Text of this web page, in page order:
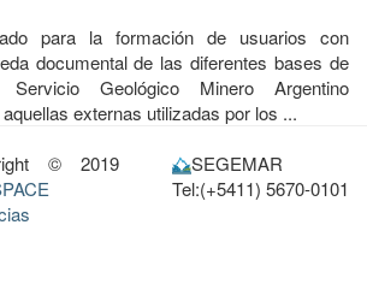
para la formación de usuarios con
documental de las diferentes bases de
Geológico Minero Argentino
externas utilizadas por los ...
© 2019
SEGEMAR
Tel:(+5411) 5670-0101